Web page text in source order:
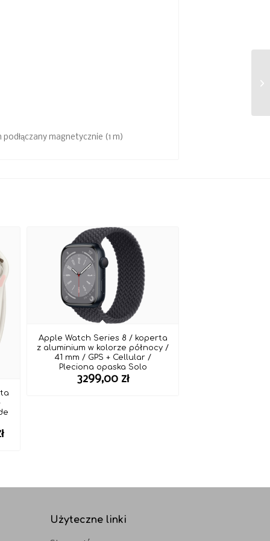
magnetycznie (1 m)
Zakres
do
Apple Watch Series 8 / koperta
z aluminium w kolorze północy /
41 mm / GPS + Cellular /
Pleciona opaska Solo
3299,00 zł
Użyteczne linki